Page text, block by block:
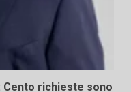
Cento richieste sono